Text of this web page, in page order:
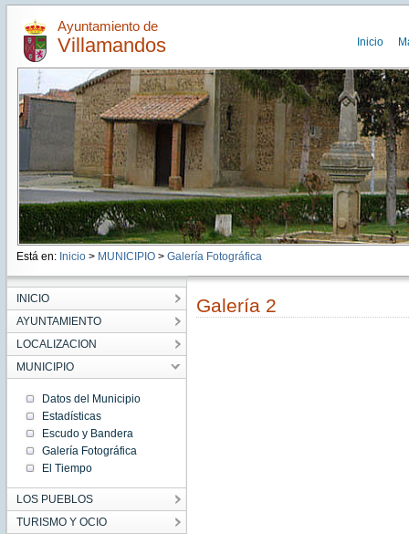
Ayuntamiento de
Villamandos Inicio
Está en: Inicio > MUNICIPIO> Galería Fotográfica
INICIO
AYUNTAMIENTO
LOCALIZACION
MUNICIPIO
Datos del Municipio
Estadísticas
Escudo y Bandera
Galería Fotográfica
El Tiempo
LOS PUEBLOS
TURISMO Y OCIO
Galería 2